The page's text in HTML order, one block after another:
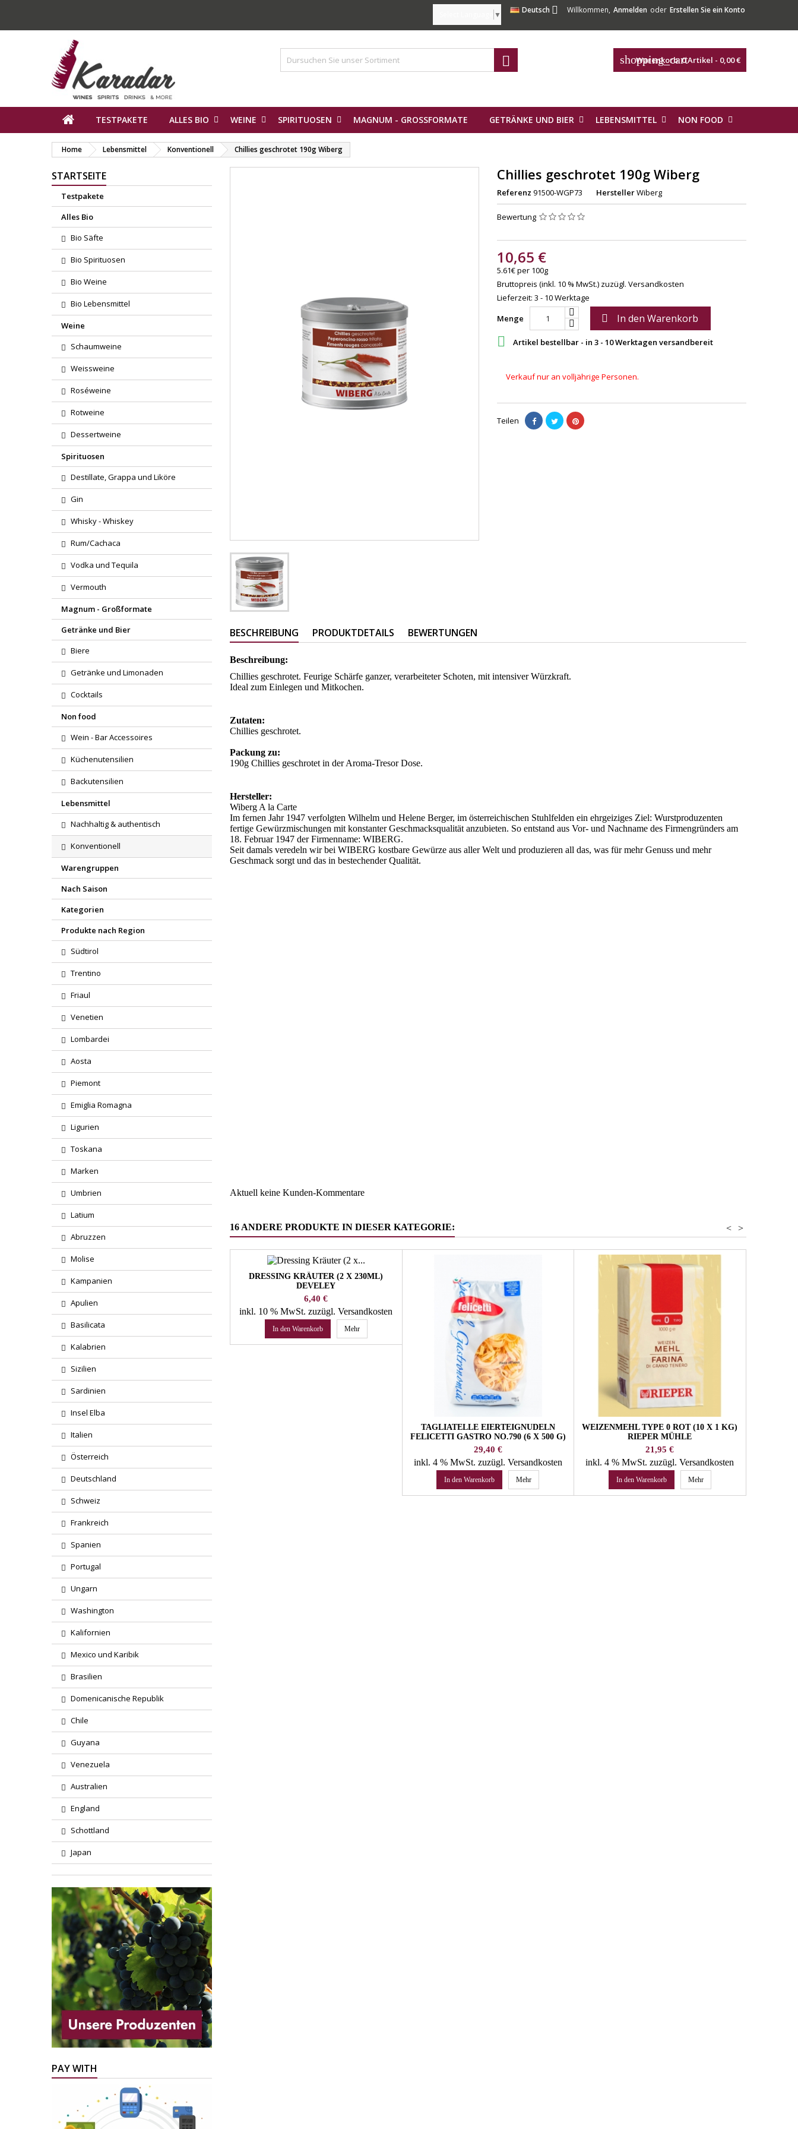
Willkommen, Anmelden oder Erstellen Sie ein Konto
Deutsch 
▼
shopping_cart
Warenkorb:0Artikel - 0,00 €

TESTPAKETE ALLES BIO WEINE SPIRITUOSEN MAGNUM - GROSSFORMATE GETRÄNKE UND BIER LEBENSMITTEL NON FOOD
Home Lebensmittel Konventionell Chillies geschrotet 190g Wiberg
STARTSEITE
Testpakete
Alles Bio
Bio Säfte
Bio Spirituosen
Bio Weine
Bio Lebensmittel
Weine
Schaumweine
Weissweine
Roséweine
Rotweine
Dessertweine
Spirituosen
Destillate, Grappa und Liköre
Gin
Whisky - Whiskey
Rum/Cachaca
Vodka und Tequila
Vermouth
Magnum - Großformate
Getränke und Bier
Biere
Getränke und Limonaden
Cocktails
Non food
Wein - Bar Accessoires
Küchenutensilien
Backutensilien
Lebensmittel
Nachhaltig & authentisch
Konventionell
Warengruppen
Nach Saison
Kategorien
Produkte nach Region
Südtirol
Trentino
Friaul
Venetien
Lombardei
Aosta
Piemont
Emiglia Romagna
Ligurien
Toskana
Marken
Umbrien
Latium
Abruzzen
Molise
Kampanien
Apulien
Basilicata
Kalabrien
Sizilien
Sardinien
Insel Elba
Italien
Österreich
Deutschland
Schweiz
Frankreich
Spanien
Portugal
Ungarn
Washington
Kalifornien
Mexico und Karibik
Brasilien
Domenicanische Republik
Chile
Guyana
Venezuela
Australien
England
Schottland
Japan
PAY WITH
Chillies geschrotet 190g Wiberg
Referenz 91500-WGP73 HerstellerWiberg
Bewertung
10,65 €
5.61€ per 100g
Bruttopreis (inkl. 10 % MwSt.) zuzügl. Versandkosten
Lieferzeit: 3 - 10 Werktage
Menge
 In den Warenkorb
 Artikel bestellbar - in 3 - 10 Werktagen versandbereit
Verkauf nur an volljährige Personen.
Teilen
BESCHREIBUNG PRODUKTDETAILS BEWERTUNGEN
Beschreibung:
Chillies geschrotet. Feurige Schärfe ganzer, verarbeiteter Schoten, mit intensiver Würzkraft.
Ideal zum Einlegen und Mitkochen.
Zutaten:
Chillies geschrotet.
Packung zu:
190g Chillies geschrotet in der Aroma-Tresor Dose.
Hersteller:
Wiberg A la Carte
Im fernen Jahr 1947 verfolgten Wilhelm und Helene Berger, im österreichischen Stuhlfelden ein ehrgeiziges Ziel: Wurstproduzenten
fertige Gewürzmischungen mit konstanter Geschmacksqualität anzubieten. So entstand aus Vor- und Nachname des Firmengründers am
18. Februar 1947 der Firmenname: WIBERG.
Seit damals veredeln wir bei WIBERG kostbare Gewürze aus aller Welt und produzieren all das, was für mehr Genuss und mehr
Geschmack sorgt und das in bestechender Qualität.
Aktuell keine Kunden-Kommentare
16 ANDERE PRODUKTE IN DIESER KATEGORIE: >
<
DRESSING KRÄUTER (2 X 230ML)
DEVELEY
Preis
6,40 €
inkl. 10 % MwSt.zuzügl. Versandkosten
In den Warenkorb Mehr
TAGLIATELLE EIERTEIGNUDELN
FELICETTI GASTRO NO.790 (6 X 500 G)
FELICETTI PASTA
Preis
29,40 €
inkl. 4 % MwSt. zuzügl. Versandkosten
In den Warenkorb Mehr
WEIZENMEHL TYPE 0 ROT (10 X 1 KG)
RIEPER MÜHLE
Preis
21,95 €
inkl. 4 % MwSt.zuzügl. Versandkosten
In den Warenkorb Mehr